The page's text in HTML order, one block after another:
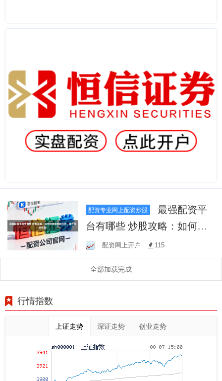
配资专业网上配资炒股
最强配资平
台有哪些 炒股攻略：如何申
请股票加杠杆，提升投资收
益？
配资网上开户 115
全部加载完成
行情指数
上证走势 深证走势 创业走势